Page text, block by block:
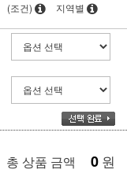
(조건) 지역별
총 상품 금액 0 원